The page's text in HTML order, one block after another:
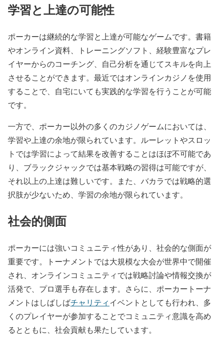
学習と上達の可能性
ポーカーは継続的な学習と上達が可能なゲームです。書籍
やオンライン資料、トレーニングソフト、経験豊富なプレ
イヤーからのコーチング、自己分析を通じてスキルを向上
させることができます。最近ではオンラインカジノを使用
することで、自宅にいても実践的な学習を行うことが可能
です。
一方で、ポーカー以外の多くのカジノゲームにおいては、
学習や上達の余地が限られています。ルーレットやスロッ
トでは学習によって結果を改善することはほぼ不可能であ
り、ブラックジャックでは基本戦略の習得は可能ですが、
それ以上の上達は難しいです。また、バカラでは戦略的選
択肢が少ないため、学習の余地が限られています。
社会的側面
ポーカーには強いコミュニティ性があり、社会的な側面が
重要です。トーナメントでは大規模な大会が世界中で開催
され、オンラインコミュニティでは戦略討論や情報交換が
活発で、プロ選手も存在します。さらに、ポーカートーナ
メントはしばしばチャリティイベントとしても行われ、多
くのプレイヤーが参加することでコミュニティ意識を高め
るとともに、社会貢献も果たしています。